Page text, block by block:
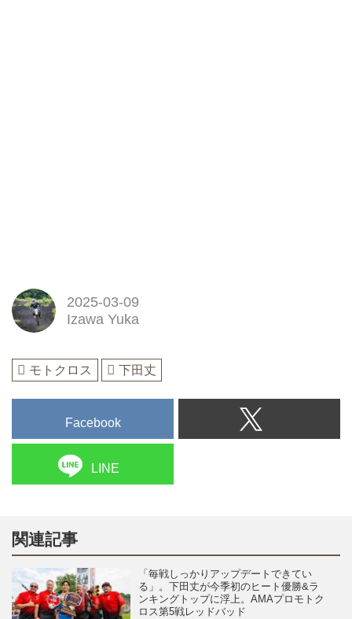
2025-03-09
Izawa Yuka
モトクロス 下田丈
Facebook
LINE
関連記事
「毎戦しっかりアップデートできてい
る」。下田丈が今季初のヒート優勝&ラ
ンキングトップに浮上。AMAプロモトク
ロス第5戦レッドバッド